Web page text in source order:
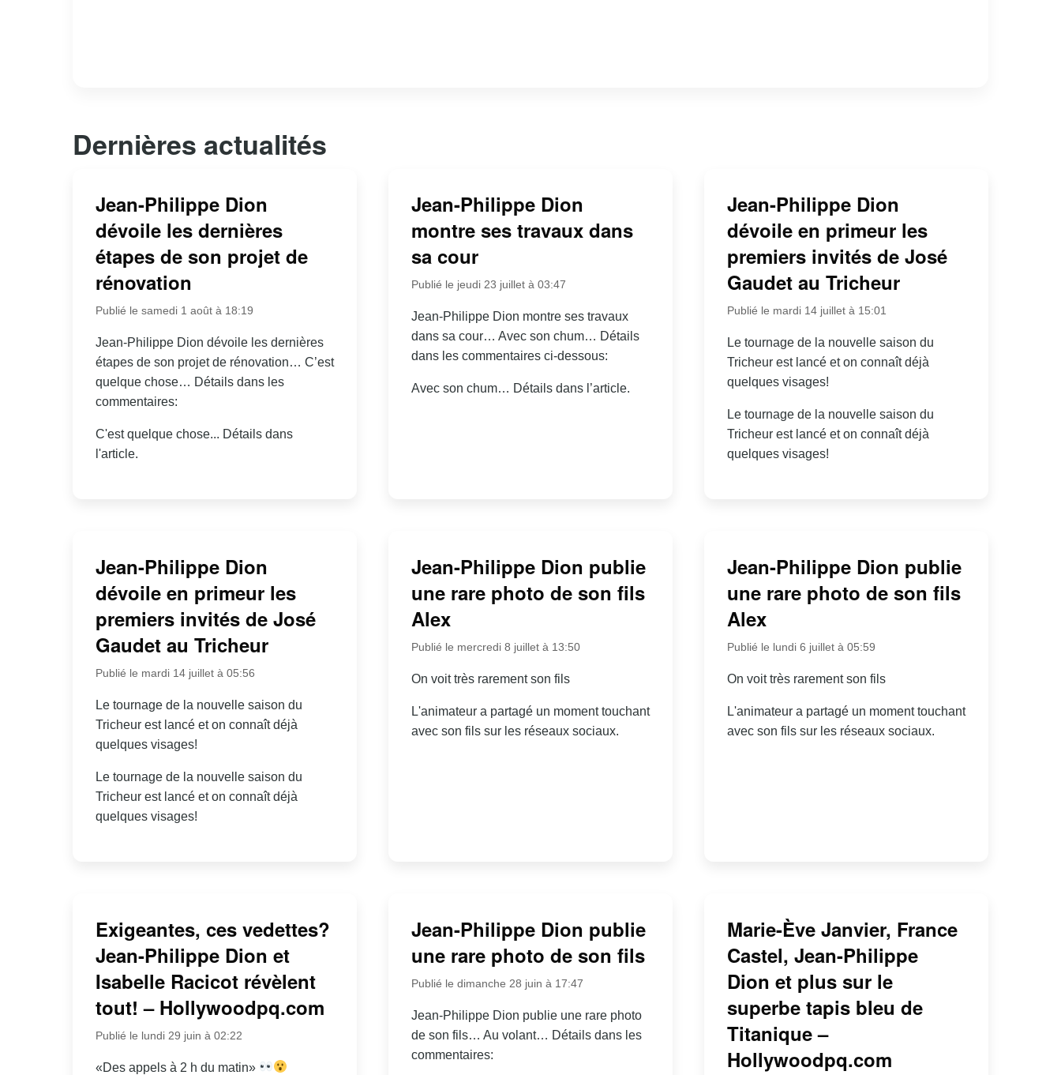
Dernières actualités
Jean-Philippe Dion
dévoile les dernières
étapes de son projet de
rénovation
Publié le samedi 1 août à 18:19
Jean-Philippe Dion dévoile les dernières
étapes de son projet de rénovation… C’est
quelque chose… Détails dans les
commentaires:
C'est quelque chose... Détails dans
l'article.
Jean-Philippe Dion
montre ses travaux dans
sa cour
Publié le jeudi 23 juillet à 03:47
Jean-Philippe Dion montre ses travaux
dans sa cour… Avec son chum… Détails
dans les commentaires ci-dessous:
Avec son chum… Détails dans l’article.
Jean-Philippe Dion
dévoile en primeur les
premiers invités de José
Gaudet au Tricheur
Publié le mardi 14 juillet à 15:01
Le tournage de la nouvelle saison du
Tricheur est lancé et on connaît déjà
quelques visages!
Le tournage de la nouvelle saison du
Tricheur est lancé et on connaît déjà
quelques visages!
Jean-Philippe Dion
dévoile en primeur les
premiers invités de José
Gaudet au Tricheur
Publié le mardi 14 juillet à 05:56
Le tournage de la nouvelle saison du
Tricheur est lancé et on connaît déjà
quelques visages!
Le tournage de la nouvelle saison du
Tricheur est lancé et on connaît déjà
quelques visages!
Jean-Philippe Dion publie
une rare photo de son fils
Alex
Publié le mercredi 8 juillet à 13:50
On voit très rarement son fils
L'animateur a partagé un moment touchant
avec son fils sur les réseaux sociaux.
Jean-Philippe Dion publie
une rare photo de son fils
Alex
Publié le lundi 6 juillet à 05:59
On voit très rarement son fils
L'animateur a partagé un moment touchant
avec son fils sur les réseaux sociaux.
Exigeantes, ces vedettes?
Jean-Philippe Dion et
Isabelle Racicot révèlent
tout! – Hollywoodpq.com
Publié le lundi 29 juin à 02:22
«Des appels à 2 h du matin»
Jean-Philippe Dion publie
une rare photo de son fils
Publié le dimanche 28 juin à 17:47
Jean-Philippe Dion publie une rare photo
de son fils… Au volant… Détails dans les
commentaires:
Marie-Ève Janvier, France
Castel, Jean-Philippe
Dion et plus sur le
superbe tapis bleu de
Titanique –
Hollywoodpq.com